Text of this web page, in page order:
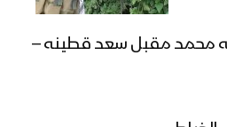
محمد مقبل سعد قطينه –